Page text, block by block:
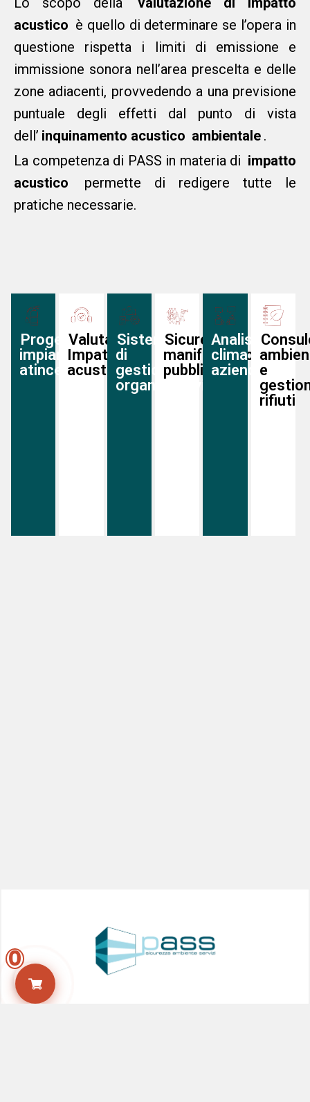
acustico è quello di determinare se l’opera in
questione rispetta i limiti di emissione e
immissione sonora nell’area prescelta e delle
zone adiacenti, provvedendo a una previsione
puntuale degli effetti dal punto di vista
dell’ inquinamento acustico ambientale .
La competenza di PASS in materia di impatto
acustico
permette di redigere tutte le
pratiche necessarie.
Progettazione
impianti
atincendio
Valutazione
Impatto
acustico
Sistemi
di
gestione
organizzativi
Sicurezza
manifestazioni
pubbliche
Analisi
clima
aziendale
e
rifiuti
0